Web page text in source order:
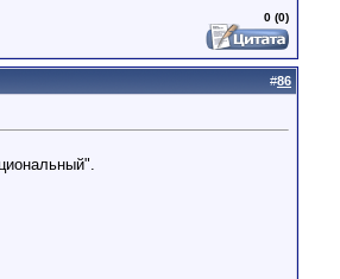
0 (0)
#86